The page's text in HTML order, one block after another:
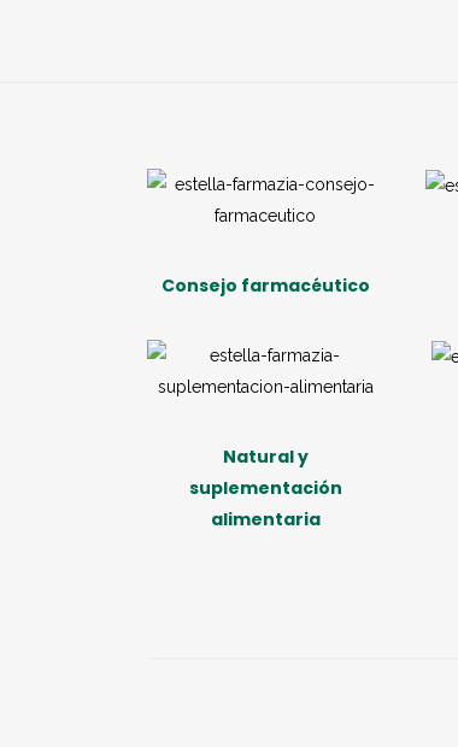
Consejo farmacéutico
Natural y
suplementación
alimentaria